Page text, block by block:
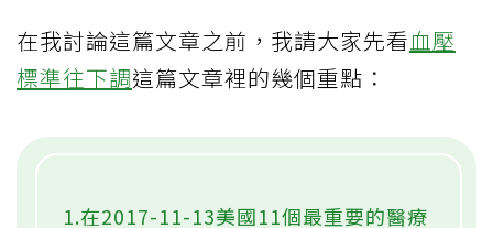
在我討論這篇文章之前，我請大家先看血壓
標準往下調這篇文章裡的幾個重點：
1.在2017-11-13美國11個最重要的醫療